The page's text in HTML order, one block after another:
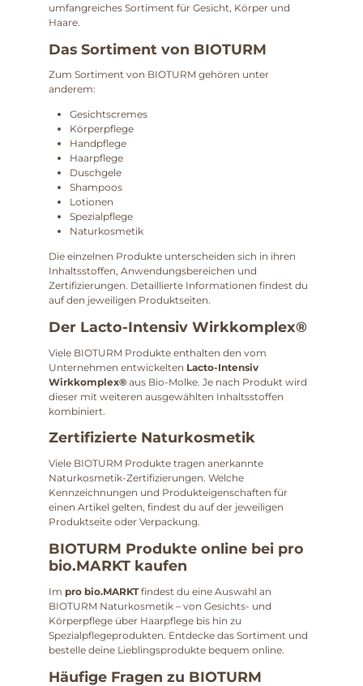
umfangreiches Sortiment für Gesicht, Körper und
Haare.
Das Sortiment von BIOTURM
Zum Sortiment von BIOTURM gehören unter
anderem:
Gesichtscremes
Körperpflege
Handpflege
Haarpflege
Duschgele
Shampoos
Lotionen
Spezialpflege
Naturkosmetik
Die einzelnen Produkte unterscheiden sich in ihren
Inhaltsstoffen, Anwendungsbereichen und
Zertifizierungen. Detaillierte Informationen findest du
auf den jeweiligen Produktseiten.
Der Lacto-Intensiv Wirkkomplex®
Viele BIOTURM Produkte enthalten den vom
Unternehmen entwickelten Lacto-Intensiv
Wirkkomplex® aus Bio-Molke. Je nach Produkt wird
dieser mit weiteren ausgewählten Inhaltsstoffen
kombiniert.
Zertifizierte Naturkosmetik
Viele BIOTURM Produkte tragen anerkannte
Naturkosmetik-Zertifizierungen. Welche
Kennzeichnungen und Produkteigenschaften für
einen Artikel gelten, findest du auf der jeweiligen
Produktseite oder Verpackung.
BIOTURM Produkte online bei pro
bio.MARKT kaufen
Im pro bio.MARKTfindest du eine Auswahl an
BIOTURM Naturkosmetik – von Gesichts- und
Körperpflege über Haarpflege bis hin zu
Spezialpflegeprodukten. Entdecke das Sortiment und
bestelle deine Lieblingsprodukte bequem online.
Häufige Fragen zu BIOTURM